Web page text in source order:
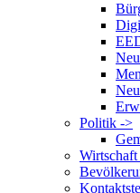
Politik ->